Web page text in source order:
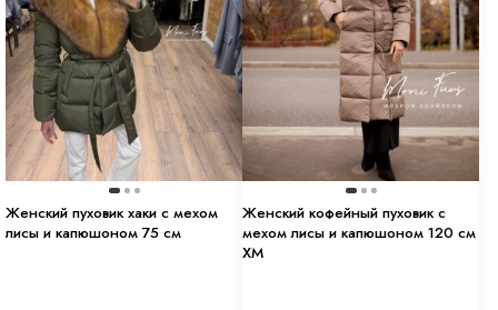
Женский пуховик хаки с мехом
лисы и капюшоном 75 см
Женский кофейный пуховик с
мехом лисы и капюшоном 120 см
XM